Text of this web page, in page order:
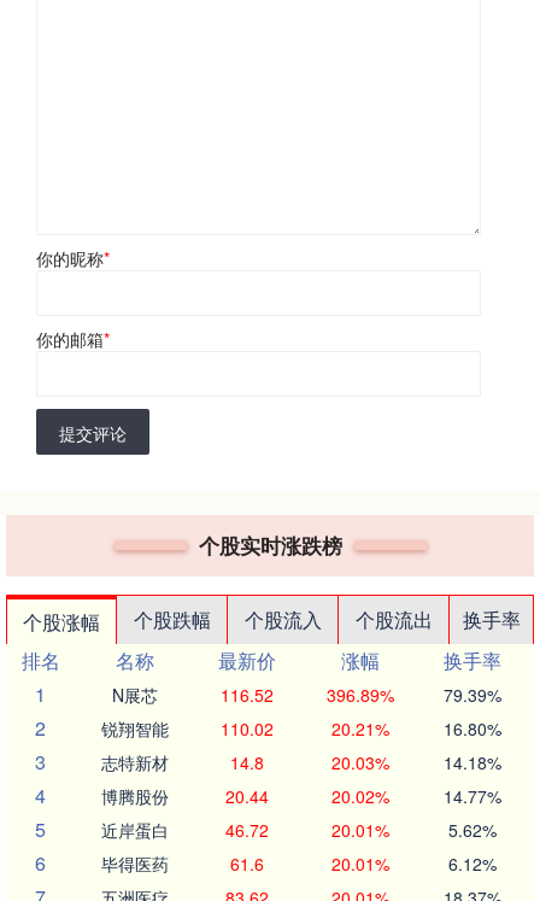
你的昵称*
你的邮箱*
提交评论
个股实时涨跌榜
个股涨幅 个股跌幅 个股流入 个股流出
换手率
排名
名称 最新价 涨幅
换手率
1
N展芯 116.52 396.89% 79.39%
2 锐翔智能 110.02 20.21% 16.80%
3 志特新材 14.8 20.03% 14.18%
4 博腾股份 20.44 20.02% 14.77%
5 近岸蛋白 46.72 20.01% 5.62%
6 毕得医药 61.6 20.01% 6.12%